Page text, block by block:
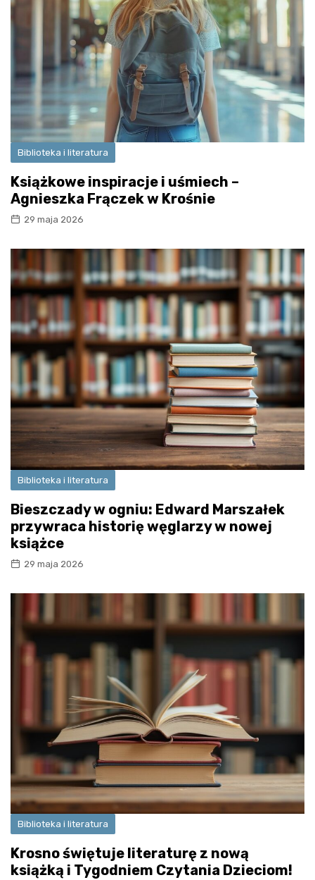
Biblioteka i literatura
Książkowe inspiracje i uśmiech –
Agnieszka Frączek w Krośnie
29 maja 2026
Biblioteka i literatura
Bieszczady w ogniu: Edward Marszałek
przywraca historię węglarzy w nowej
książce
29 maja 2026
Biblioteka i literatura
Krosno świętuje literaturę z nową
książką i Tygodniem Czytania Dzieciom!